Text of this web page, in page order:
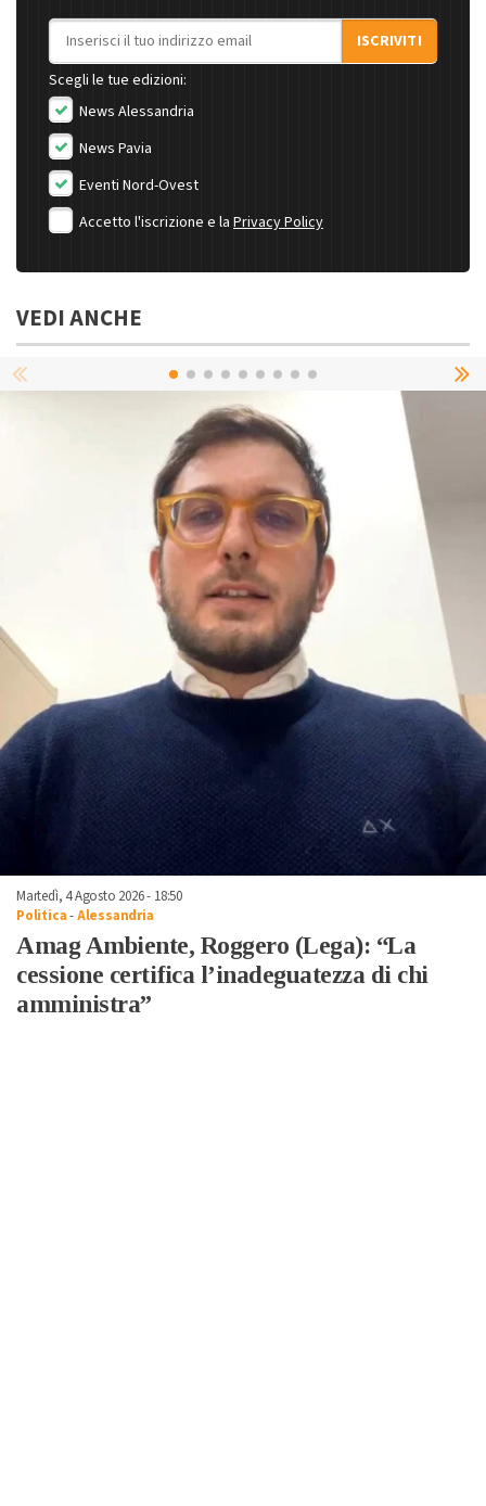
Indirizzo email
ISCRIVITI
Scegli le tue edizioni:
News Alessandria
News Pavia
Eventi Nord-Ovest
Accetto l'iscrizione e la Privacy Policy
VEDI ANCHE
Martedì, 4 Agosto 2026 - 18:50
Politica-Alessandria
Amag Ambiente, Roggero (Lega): “La
cessione certifica l’inadeguatezza di chi
amministra”